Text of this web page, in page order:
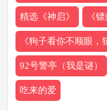
精选《神启》 《
《狗子看你不顺眼，
92号警亭（我是谜）
吃来的爱